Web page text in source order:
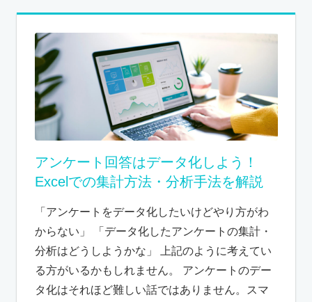
アンケート回答はデータ化しよう！
Excelでの集計方法・分析手法を解説
「アンケートをデータ化したいけどやり方がわ
からない」 「データ化したアンケートの集計・
分析はどうしようかな」 上記のように考えてい
る方がいるかもしれません。 アンケートのデー
タ化はそれほど難しい話ではありません。スマ